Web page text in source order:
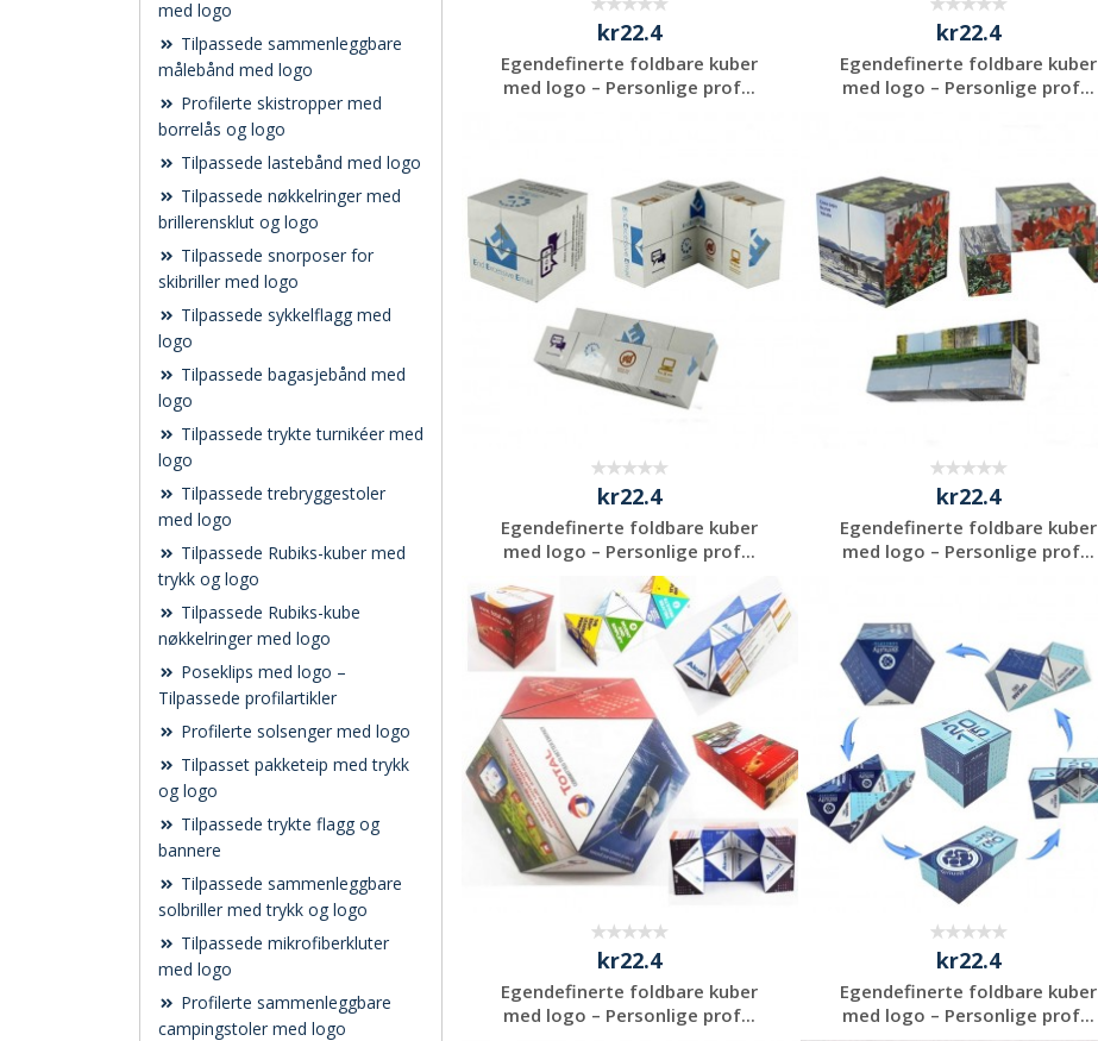
med logo
Tilpassede sammenleggbare
målebånd med logo
Profilerte skistropper med
borrelås og logo
Tilpassede lastebånd med logo
Tilpassede nøkkelringer med
brillerensklut og logo
Tilpassede snorposer for
skibriller med logo
Tilpassede sykkelflagg med
logo
Tilpassede bagasjebånd med
logo
Tilpassede trykte turnikéer med
logo
Tilpassede trebryggestoler
med logo
Tilpassede Rubiks-kuber med
trykk og logo
Tilpassede Rubiks-kube
nøkkelringer med logo
Poseklips med logo –
Tilpassede profilartikler
Profilerte solsenger med logo
Tilpasset pakketeip med trykk
og logo
Tilpassede trykte flagg og
bannere
Tilpassede sammenleggbare
solbriller med trykk og logo
Tilpassede mikrofiberkluter
med logo
Profilerte sammenleggbare
campingstoler med logo
kr22.4
Egendefinerte foldbare kuber
med logo – Personlige prof...
tilbud
kr22.4
Egendefinerte foldbare kuber
med logo – Personlige prof...
kr22.4
Egendefinerte foldbare kuber
med logo – Personlige prof...
Be om et
uforpliktende
tilbud
kr22.4
Egendefinerte foldbare kuber
med logo – Personlige prof...
uforpliktende
tilbud
kr22.4
Egendefinerte foldbare kuber
med logo – Personlige prof...
kr22.4
Egendefinerte foldbare kuber
med logo – Personlige prof...